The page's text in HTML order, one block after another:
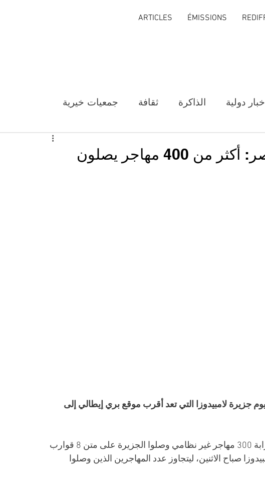
ARTICLES ÉMISSIONS
دولية الذاكرة ثقافة جمعيات خيرية
معظمهم من الجزائر ومصر: أكثر من 400 مهاجر يصلون
في يوم جزيرة لامبيدوزا التي تعد أقرب موقع بري إيطالي إلى
وذكرت وكالة الأنباء الإيطالية "أنسا"، أن قرابة 300 مهاجر غير نظامي وصلوا الجزيرة على متن 8 قوارب
وصلوا لامبيدوزا صباح الاثنين، ليتجاوز عدد المهاجرين الذين وصلوا